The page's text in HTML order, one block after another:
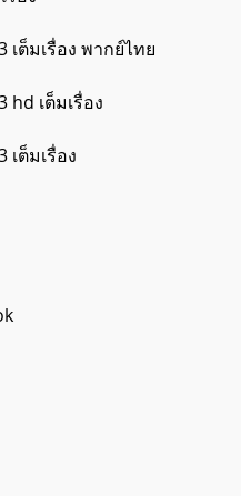
ต็มเรื่อง พากย์ไทย
เต็มเรื่อง
ต็มเรื่อง